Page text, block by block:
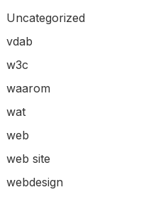
Uncategorized
vdab
w3c
waarom
wat
web
web site
webdesign